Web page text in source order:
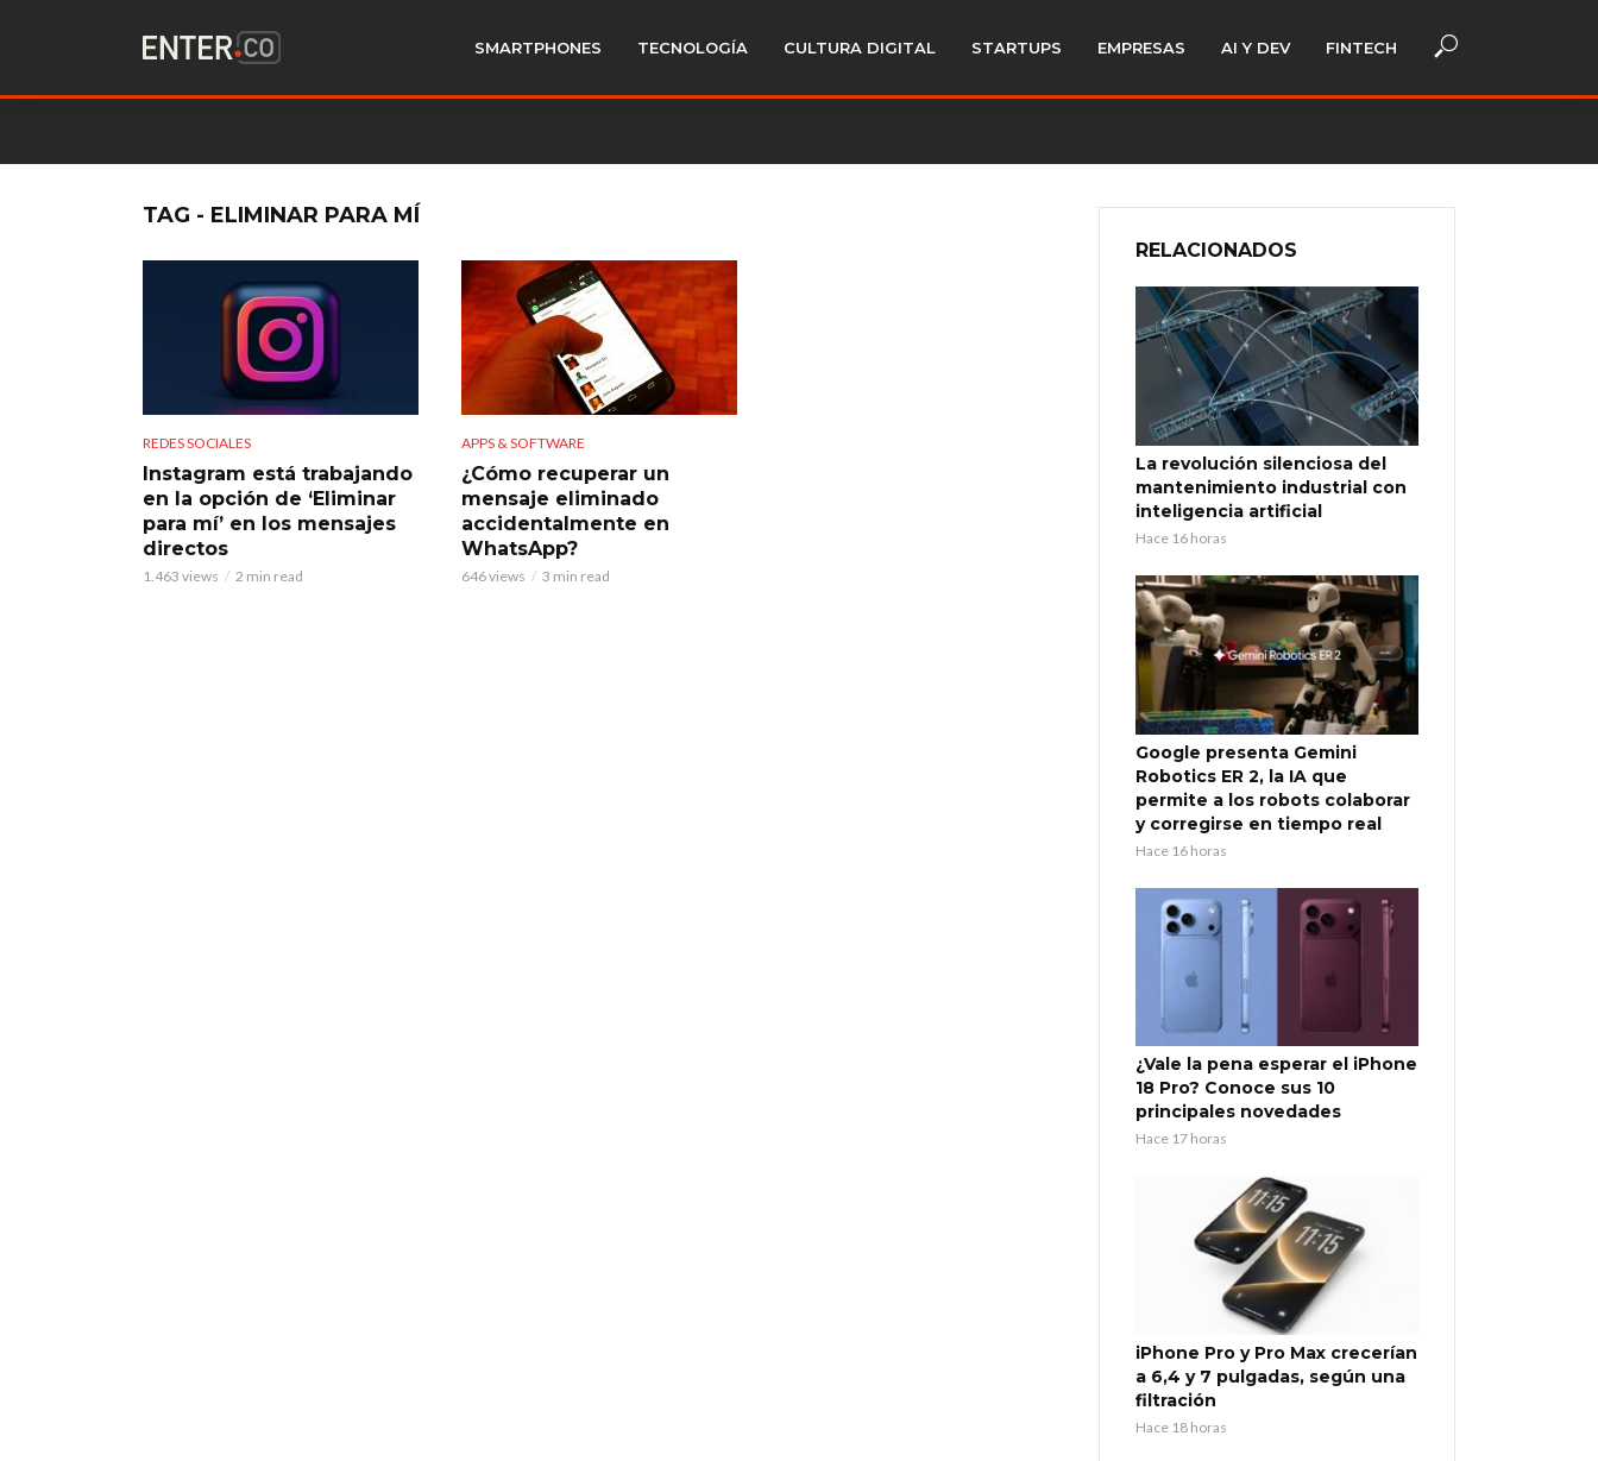
SMARTPHONES TECNOLOGÍA CULTURA DIGITAL STARTUPS EMPRESAS AI Y DEV FINTECH
TAG - ELIMINAR PARA MÍ
REDES SOCIALES
Instagram está trabajando
en la opción de ‘Eliminar
para mí’ en los mensajes
directos
1.463 views 2 min read
APPS & SOFTWARE
¿Cómo recuperar un
mensaje eliminado
accidentalmente en
WhatsApp?
646 views 3 min read
RELACIONADOS
La revolución silenciosa del
mantenimiento industrial con
inteligencia artificial
Hace 16 horas
Google presenta Gemini
Robotics ER 2, la IA que
permite a los robots colaborar
y corregirse en tiempo real
Hace 16 horas
¿Vale la pena esperar el iPhone
18 Pro? Conoce sus 10
principales novedades
Hace 17 horas
iPhone Pro y Pro Max crecerían
a 6,4 y 7 pulgadas, según una
filtración
Hace 18 horas